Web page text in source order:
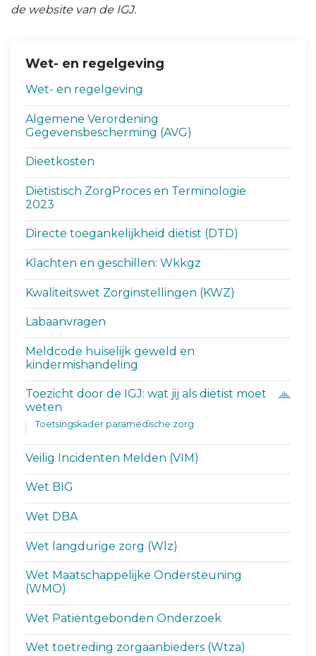
de website van de IGJ.
Wet- en regelgeving
Wet- en regelgeving
Algemene Verordening
Gegevensbescherming (AVG)
Dieetkosten
Diëtistisch ZorgProces en Terminologie
2023
Directe toegankelijkheid diëtist (DTD)
Klachten en geschillen: Wkkgz
Kwaliteitswet Zorginstellingen (KWZ)
Labaanvragen
Meldcode huiselijk geweld en
kindermishandeling
Toezicht door de IGJ: wat jij als diëtist moet
weten
Toetsingskader paramedische zorg
Veilig Incidenten Melden (VIM)
Wet BIG
Wet DBA
Wet langdurige zorg (Wlz)
Wet Maatschappelijke Ondersteuning
(WMO)
Wet Patiëntgebonden Onderzoek
Wet toetreding zorgaanbieders (Wtza)